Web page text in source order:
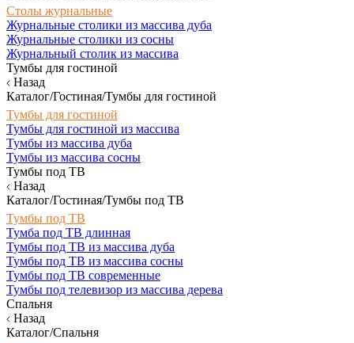
Столы журнальные
Журнальные столики из массива дуба
Журнальные столики из сосны
Журнальный столик из массива
Тумбы для гостиной
Назад
Каталог/Гостиная/Тумбы для гостиной
Тумбы для гостиной
Тумбы для гостиной из массива
Тумбы из массива дуба
Тумбы из массива сосны
Тумбы под ТВ
Назад
Каталог/Гостиная/Тумбы под ТВ
Тумбы под ТВ
Тумба под ТВ длинная
Тумбы под ТВ из массива дуба
Тумбы под ТВ из массива сосны
Тумбы под ТВ современные
Тумбы под телевизор из массива дерева
Спальня
Назад
Каталог/Спальня